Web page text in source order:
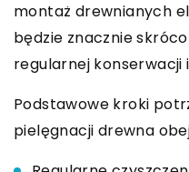
montaż drewnianych
będzie znacznie
regularnej konserwacji
Podstawowe kroki
pielęgnacji drewna